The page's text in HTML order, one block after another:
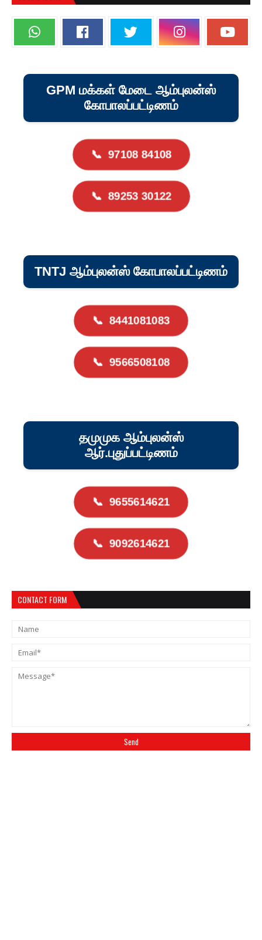
GPM மக்கள் மேடை ஆம்புலன்ஸ்
கோபாலப்பட்டிணம்
📞 97108 84108
📞 89253 30122
TNTJ ஆம்புலன்ஸ் கோபாலப்பட்டிணம்
📞 8441081083
📞 9566508108
தமுமுக ஆம்புலன்ஸ்
ஆர்.புதுப்பட்டிணம்
📞 9655614621
📞 9092614621
CONTACT FORM